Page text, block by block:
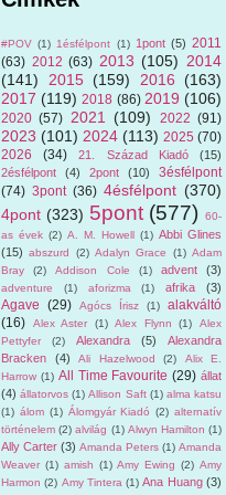
#POV (1) 1ésfélpont (1) 1pont (5) 2011
(63) 2012 (63) 2013 (105) 2014
(141)
2015 (159) 2016
(163)
2017 (119) 2018 (86) 2019 (106)
2020 (57) 2021 (109) 2022 (91)
2023 (101) 2024 (113) 2025 (70)
2026
(34) 21. Század Kiadó
(15)
2ésfélpont
(4) 2pont (10)
3ésfélpont
(74) 3pont (36) 4ésfélpont (370)
4pont (323) 5pont (577) 60-
as évek (2) A. M. Howell (1) Abbi Glines
(15) abszurd (2) Adalyn Grace (1) Adam
Bray
(2) Addison Cole (1) advent (3)
adventure (1) aforizma (1) afrika (3)
Agave (29) Agócs Írisz (1)
alakváltó
(16)
Alex Aster (1) Alex Flynn (1)
Alex
Pettyfer
(2) Alexandra (5)
Alexandra
Bracken
(4) Ali Hazelwood (2)
Alix E.
Harrow (1) All Time Favourite (29) állat
(4) állatorvos (1) Allison Saft (1) alma katsu
(1) álom (1) Álomgyár Kiadó (2) alternatív
történelem (2) alvilág (1) Alwyn Hamilton (1)
Ally Carter (3) Amanda Peters (1) Amanda
Weaver (1) amish (1) Amy Ewing (2) Amy
Harmon (2) Amy Tintera (1) Ana Huang (3)